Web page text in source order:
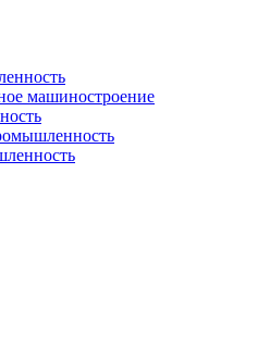
машиностроение